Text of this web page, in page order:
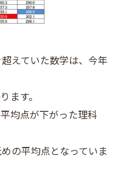
えていた数学は、今年
ます。
均点が下がった理科
の平均点となっていま